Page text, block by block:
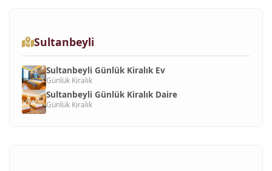
Sultanbeyli
Sultanbeyli Günlük Kiralık Ev
Günlük Kiralık
Sultanbeyli Günlük Kiralık Daire
Günlük Kiralık